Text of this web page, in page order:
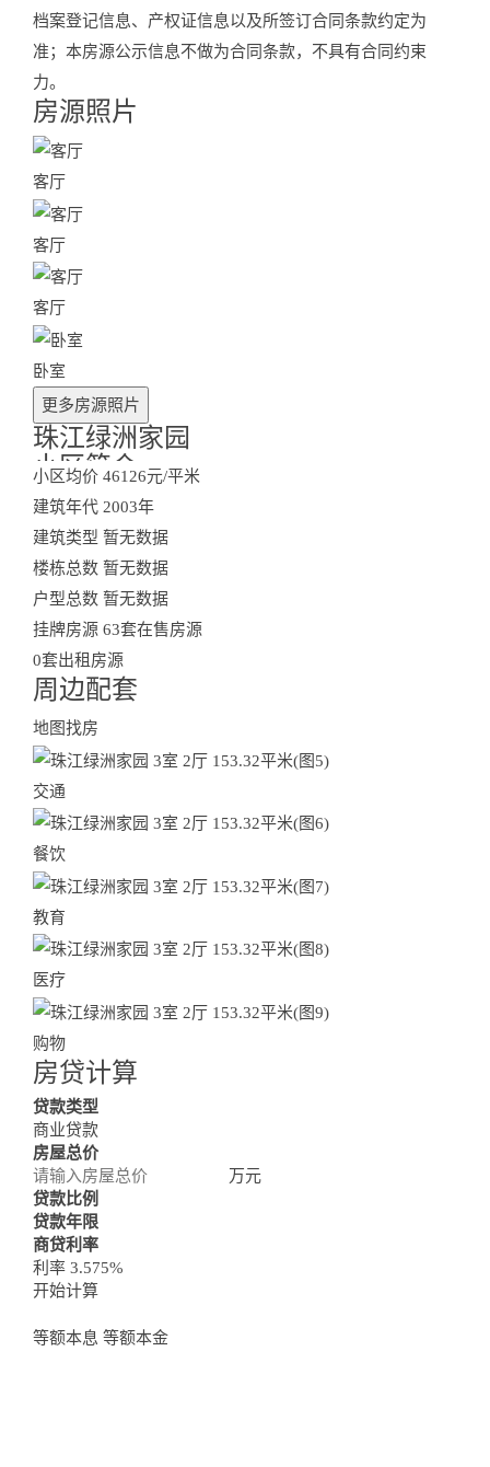
档案登记信息、产权证信息以及所签订合同条款约定为
准；本房源公示信息不做为合同条款，不具有合同约束
力。
房源照片
Photos
客厅
客厅
客厅
卧室
更多房源照片
珠江绿洲家园
小区简介
Residential Community
查看更多小区房产
小区均价 46126元/平米
建筑年代 2003年
建筑类型 暂无数据
楼栋总数 暂无数据
户型总数 暂无数据
挂牌房源 63套在售房源
0套出租房源
周边配套
Surroundings
地图找房
交通
餐饮
教育
医疗
购物
房贷计算
Loan Calculator
贷款类型
商业贷款
房屋总价
万元
贷款比例
贷款年限
商贷利率
利率 3.575%
开始计算
等额本息 等额本金